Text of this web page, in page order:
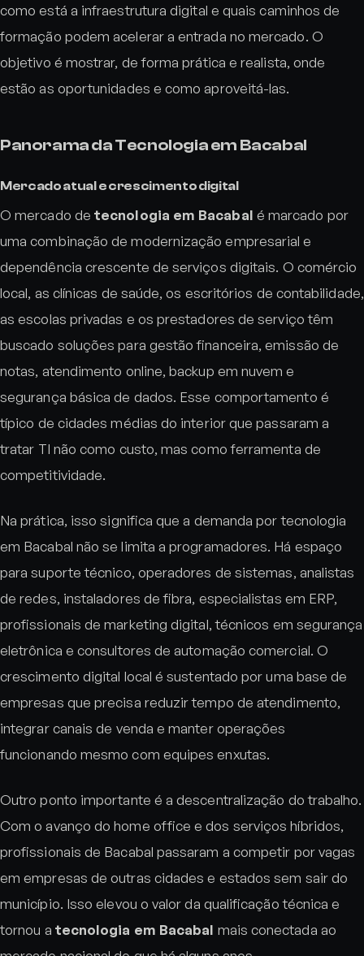
como está a infraestrutura digital e quais caminhos de
formação podem acelerar a entrada no mercado. O
objetivo é mostrar, de forma prática e realista, onde
estão as oportunidades e como aproveitá-las.
Panorama da Tecnologia em Bacabal
Mercado atual e crescimento digital
O mercado detecnologia em Bacabal é marcado por
uma combinação de modernização empresarial e
dependência crescente de serviços digitais. O comércio
local, as clínicas de saúde, os escritórios de contabilidade,
as escolas privadas e os prestadores de serviço têm
buscado soluções para gestão financeira, emissão de
notas, atendimento online, backup em nuvem e
segurança básica de dados. Esse comportamento é
típico de cidades médias do interior que passaram a
tratar TI não como custo, mas como ferramenta de
competitividade.
Na prática, isso significa que a demanda por tecnologia
em Bacabal não se limita a programadores. Há espaço
para suporte técnico, operadores de sistemas, analistas
de redes, instaladores de fibra, especialistas em ERP,
profissionais de marketing digital, técnicos em segurança
eletrônica e consultores de automação comercial. O
crescimento digital local é sustentado por uma base de
empresas que precisa reduzir tempo de atendimento,
integrar canais de venda e manter operações
funcionando mesmo com equipes enxutas.
Outro ponto importante é a descentralização do trabalho.
Com o avanço do home office e dos serviços híbridos,
profissionais de Bacabal passaram a competir por vagas
em empresas de outras cidades e estados sem sair do
município. Isso elevou o valor da qualificação técnica e
tornou a tecnologia em Bacabal mais conectada ao